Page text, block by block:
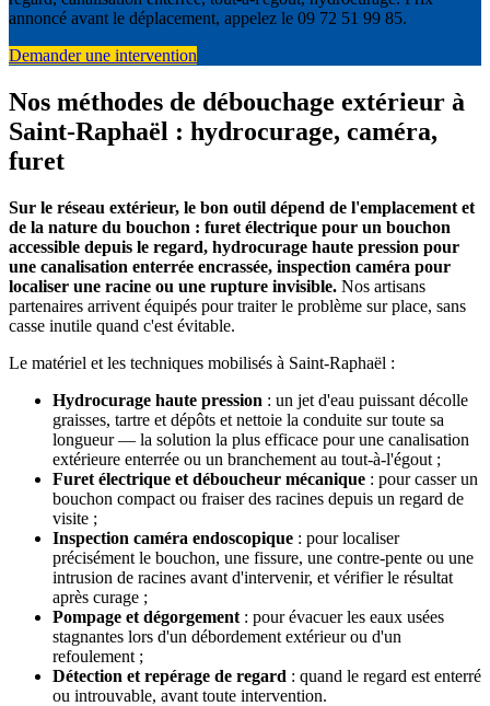
annoncé avant le déplacement, appelez le 09 72 51 99 85.
Demander une intervention
Nos méthodes de débouchage extérieur à
Saint-Raphaël : hydrocurage, caméra,
furet
Sur le réseau extérieur, le bon outil dépend de l'emplacement et
de la nature du bouchon : furet électrique pour un bouchon
accessible depuis le regard, hydrocurage haute pression pour
une canalisation enterrée encrassée, inspection caméra pour
localiser une racine ou une rupture invisible. Nos artisans
partenaires arrivent équipés pour traiter le problème sur place, sans
casse inutile quand c'est évitable.
Le matériel et les techniques mobilisés à Saint-Raphaël :
Hydrocurage haute pression : un jet d'eau puissant décolle
graisses, tartre et dépôts et nettoie la conduite sur toute sa
longueur — la solution la plus efficace pour une canalisation
extérieure enterrée ou un branchement au tout-à-l'égout ;
Furet électrique et déboucheur mécanique : pour casser un
bouchon compact ou fraiser des racines depuis un regard de
visite ;
Inspection caméra endoscopique : pour localiser
précisément le bouchon, une fissure, une contre-pente ou une
intrusion de racines avant d'intervenir, et vérifier le résultat
après curage ;
Pompage et dégorgement : pour évacuer les eaux usées
stagnantes lors d'un débordement extérieur ou d'un
refoulement ;
Détection et repérage de regard : quand le regard est enterré
ou introuvable, avant toute intervention.